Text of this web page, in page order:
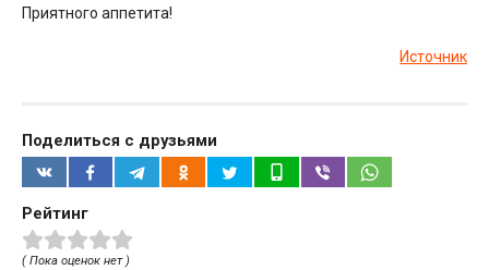
Приятного аппетита!
Источник
Поделиться с друзьями
Рейтинг
( Пока оценок нет )